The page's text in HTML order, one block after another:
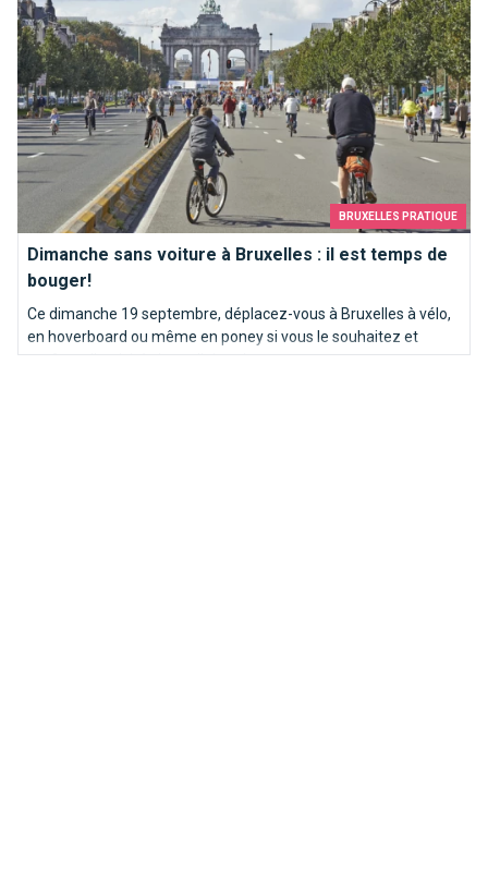
BRUXELLES PRATIQUE
Dimanche sans voiture à Bruxelles : il est temps de
bouger!
Ce dimanche 19 septembre, déplacez-vous à Bruxelles à vélo,
en hoverboard ou même en poney si vous le souhaitez et
profitez d'activités bruxelloises !